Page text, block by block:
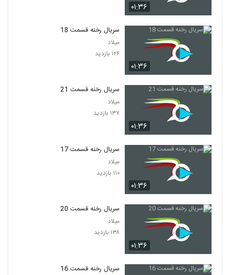
۰۱:۳۶
۰۱:۳۶
سریال رخنه قسمت 18
میلاد
۱۲۶ بازدید
۰۱:۳۶
سریال رخنه قسمت 21
میلاد
۱۳۷ بازدید
۰۱:۳۶
سریال رخنه قسمت 17
میلاد
۱۱۰ بازدید
۰۱:۳۶
سریال رخنه قسمت 20
میلاد
۱۳۸ بازدید
سریال رخنه قسمت 16